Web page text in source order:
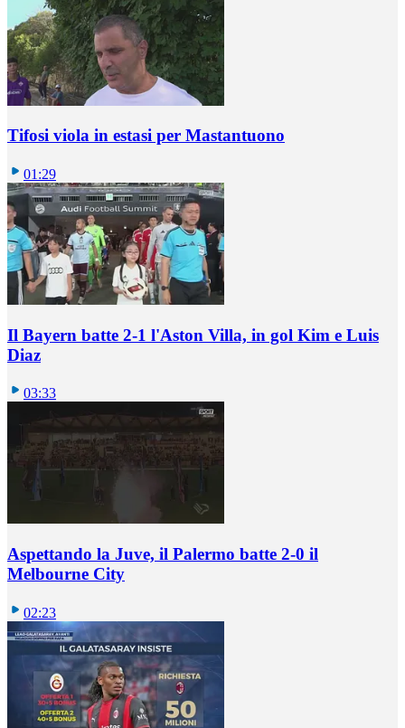
Tifosi viola in estasi per Mastantuono
01:29
Il Bayern batte 2-1 l'Aston Villa, in gol Kim e Luis
Diaz
03:33
Aspettando la Juve, il Palermo batte 2-0 il
Melbourne City
02:23